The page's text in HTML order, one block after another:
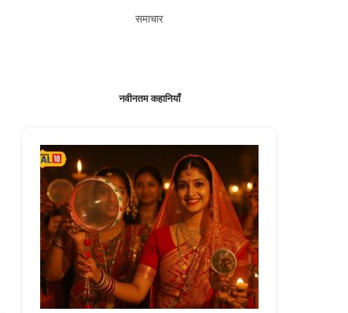
समाचार
नवीनतम कहानियाँ